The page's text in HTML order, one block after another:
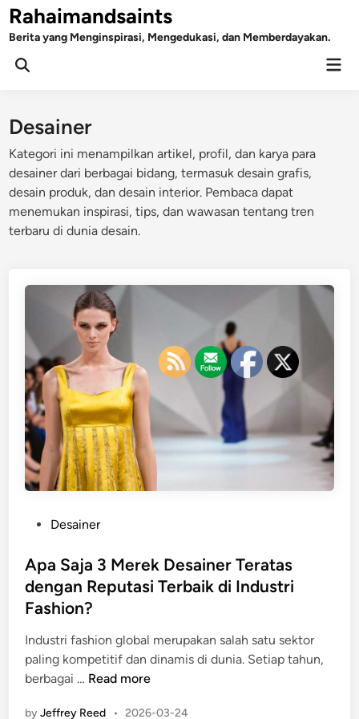
Skip
to
content
Rahaimandsaints
Berita yang Menginspirasi, Mengedukasi, dan Memberdayakan.
Open
Desainer
Kategori ini menampilkan artikel, profil, dan karya para
desainer dari berbagai bidang, termasuk desain grafis,
desain produk, dan desain interior. Pembaca dapat
menemukan inspirasi, tips, dan wawasan tentang tren
terbaru di dunia desain.
s
t
e
i
n
Desainer
Apa Saja 3 Merek Desainer Teratas
dengan Reputasi Terbaik di Industri
Fashion?
Industri fashion global merupakan salah satu sektor
paling kompetitif dan dinamis di dunia. Setiap tahun,
berbagai … A
Read more
byJeffrey Reed • 2026-03-24